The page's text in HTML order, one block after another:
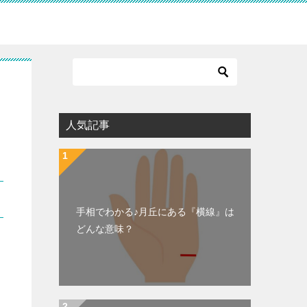
人気記事
手相でわかる♪月丘にある『横線』は
どんな意味？